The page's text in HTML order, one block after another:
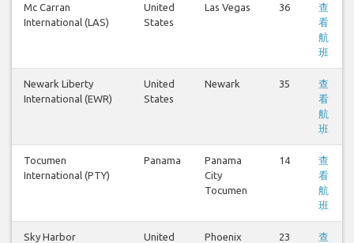
Mc Carran
International (LAS)
United
States
Las Vegas 36
查
看
航
班
Newark Liberty
International (EWR)
United
States
Newark 35
查
看
航
班
Tocumen
International (PTY)
Panama
Panama
City
Tocumen
14
查
看
航
班
Sky Harbor
United
Phoenix 23
查